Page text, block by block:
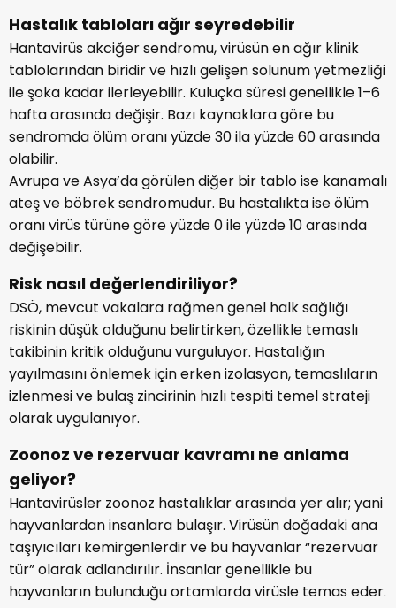
Hastalık tabloları ağır seyredebilir
Hantavirüs akciğer sendromu, virüsün en ağır klinik
tablolarından biridir ve hızlı gelişen solunum yetmezliği
ile şoka kadar ilerleyebilir. Kuluçka süresi genellikle 1–6
hafta arasında değişir. Bazı kaynaklara göre bu
sendromda ölüm oranı yüzde 30 ila yüzde 60 arasında
olabilir.
Avrupa ve Asya’da görülen diğer bir tablo ise kanamalı
ateş ve böbrek sendromudur. Bu hastalıkta ise ölüm
oranı virüs türüne göre yüzde 0 ile yüzde 10 arasında
değişebilir.
Risk nasıl değerlendiriliyor?
DSÖ, mevcut vakalara rağmen genel halk sağlığı
riskinin düşük olduğunu belirtirken, özellikle temaslı
takibinin kritik olduğunu vurguluyor. Hastalığın
yayılmasını önlemek için erken izolasyon, temaslıların
izlenmesi ve bulaş zincirinin hızlı tespiti temel strateji
olarak uygulanıyor.
Zoonoz ve rezervuar kavramı ne anlama
geliyor?
Hantavirüsler zoonoz hastalıklar arasında yer alır; yani
hayvanlardan insanlara bulaşır. Virüsün doğadaki ana
taşıyıcıları kemirgenlerdir ve bu hayvanlar “rezervuar
tür” olarak adlandırılır. İnsanlar genellikle bu
hayvanların bulunduğu ortamlarda virüsle temas eder.